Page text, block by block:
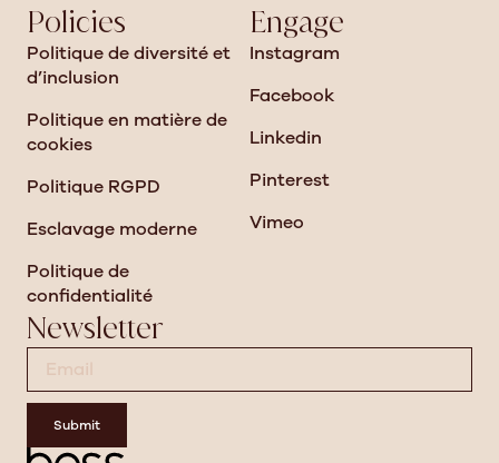
Policies
Politique de diversité et
d’inclusion
Politique en matière de
cookies
Politique RGPD
Esclavage moderne
Politique de
confidentialité
Engage
Instagram
Facebook
Linkedin
Pinterest
Vimeo
Newsletter
Submit